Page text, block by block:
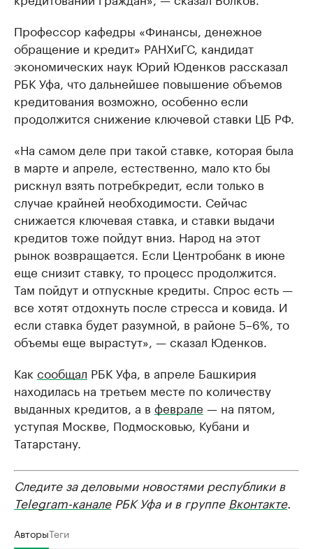
Профессор кафедры «Финансы, денежное
обращение и кредит» РАНХиГС, кандидат
экономических наук Юрий Юденков рассказал
РБК Уфа, что дальнейшее повышение объемов
кредитования возможно, особенно если
продолжится снижение ключевой ставки ЦБ РФ.
«На самом деле при такой ставке, которая была
в марте и апреле, естественно, мало кто бы
рискнул взять потребкредит, если только в
случае крайней необходимости. Сейчас
снижается ключевая ставка, и ставки выдачи
кредитов тоже пойдут вниз. Народ на этот
рынок возвращается. Если Центробанк в июне
еще снизит ставку, то процесс продолжится.
Там пойдут и отпускные кредиты. Спрос есть —
все хотят отдохнуть после стресса и ковида. И
если ставка будет разумной, в районе 5–6%, то
объемы еще вырастут», — сказал Юденков.
Как сообщал РБК Уфа, в апреле Башкирия
находилась на третьем месте по количеству
выданных кредитов, а в феврале — на пятом,
уступая Москве, Подмосковью, Кубани и
Татарстану.
Следите за деловыми новостями республики в
Telegram-каналеРБК Уфа и в группе Вконтакте.
АвторыТеги